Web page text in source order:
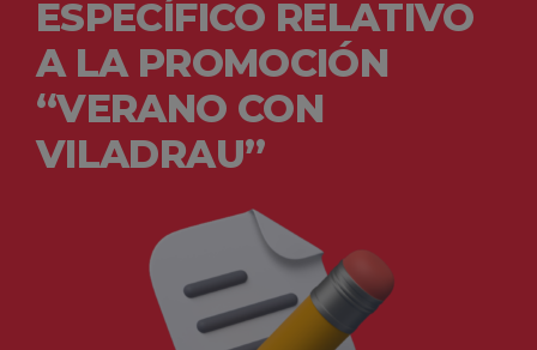
ESPECÍFICO RELATIVO
A LA PROMOCIÓN
“VERANO CON
VILADRAU”